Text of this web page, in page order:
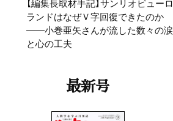
【編集長取材手記】サンリオピューロ
ランドはなぜＶ字回復できたのか
——小巻亜矢さんが流した数々の涙
と心の工夫
最新号